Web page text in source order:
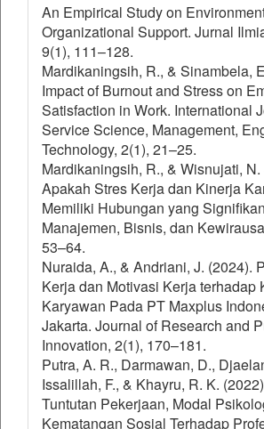
An Empirical Study on
Organizational Support. Jurnal
9(1), 111–128.
Mardikaningsih, R., & Sinambela,
Impact of Burnout and Stress on
Satisfaction in Work. International
Service Science, Management,
Technology, 2(1), 21–25.
Mardikaningsih, R., & Wisnujati, N.
Apakah Stres Kerja dan Kinerja
Memiliki Hubungan yang
Manajemen, Bisnis, dan
53–64.
Nuraida, A., & Andriani, J. (2024).
Kerja dan Motivasi Kerja terhadap
Karyawan Pada PT Maxplus
Jakarta. Journal of Research and
Innovation, 2(1), 170–181.
Putra, A. R., Darmawan, D.,
Issalillah, F., & Khayru, R. K.
Tuntutan Pekerjaan, Modal
Kematangan Sosial Terhadap